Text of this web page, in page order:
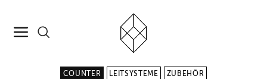
COUNTER LEITSYSTEME ZUBEHÖR